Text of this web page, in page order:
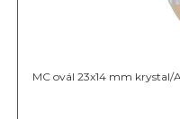
MC ovál 23x14 mm krystal/